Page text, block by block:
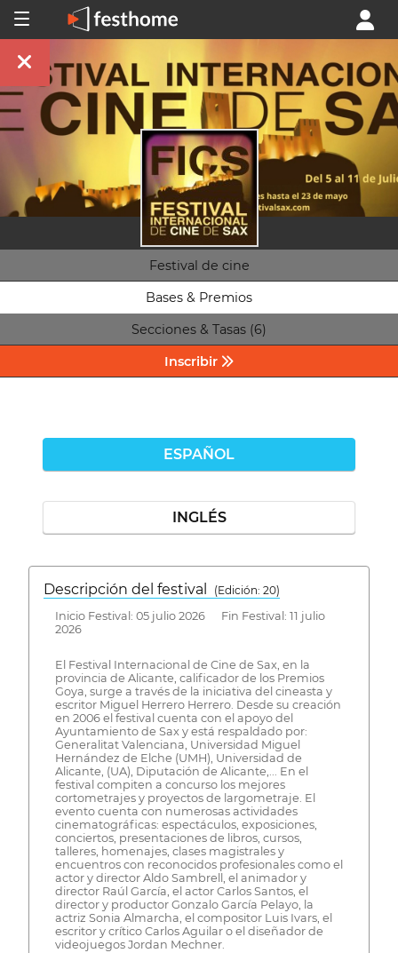
Festival de cine
Bases & Premios
Secciones & Tasas (6)
Inscribir
ESPAÑOL
INGLÉS
Descripción del festival
( Edición: 20)
Inicio Festival: 05 julio 2026 Fin Festival: 11 julio
2026
El Festival Internacional de Cine de Sax, en la
provincia de Alicante, calificador de los Premios
Goya, surge a través de la iniciativa del cineasta y
escritor Miguel Herrero Herrero. Desde su creación
en 2006 el festival cuenta con el apoyo del
Ayuntamiento de Sax y está respaldado por:
Generalitat Valenciana, Universidad Miguel
Hernández de Elche (UMH), Universidad de
Alicante, (UA), Diputación de Alicante,... En el
festival compiten a concurso los mejores
cortometrajes y proyectos de largometraje. El
evento cuenta con numerosas actividades
cinematográficas: espectáculos, exposiciones,
conciertos, presentaciones de libros, cursos,
talleres, homenajes, clases magistrales y
encuentros con reconocidos profesionales como el
actor y director Aldo Sambrell, el animador y
director Raúl García, el actor Carlos Santos, el
director y productor Gonzalo García Pelayo, la
actriz Sonia Almarcha, el compositor Luis Ivars, el
escritor y crítico Carlos Aguilar o el diseñador de
videojuegos Jordan Mechner.